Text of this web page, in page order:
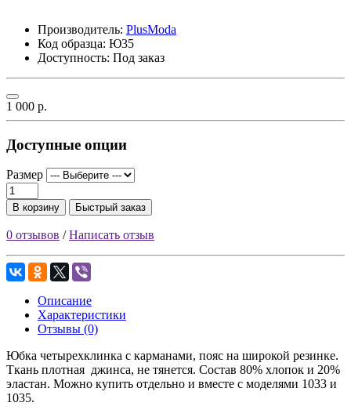
Производитель: PlusModa
Код образца: Ю35
Доступность: Под заказ
1 000 р.
Доступные опции
Размер
В корзину Быстрый заказ
0 отзывов /Написать отзыв
Описание
Характеристики
Отзывы (0)
Юбка четырехклинка с карманами, пояс на широкой резинке.
Ткань плотная джинса, не тянется. Состав 80% хлопок и 20%
эластан. Можно купить отдельно и вместе с моделями 1033 и
1035.